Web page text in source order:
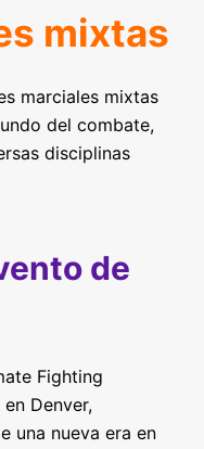
mixtas
marciales mixtas
del combate,
disciplinas
de
Fighting
Denver,
una nueva era en